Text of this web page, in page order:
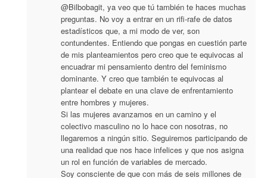
@Bilbobagit, ya veo que tú también te haces muchas
preguntas. No voy a entrar en un rifi-rafe de datos
estadísticos que, a mi modo de ver, son
contundentes. Entiendo que pongas en cuestión parte
de mis planteamientos pero creo que te equivocas al
encuadrar mi pensamiento dentro del feminismo
dominante. Y creo que también te equivocas al
plantear el debate en una clave de enfrentamiento
entre hombres y mujeres.
Si las mujeres avanzamos en un camino y el
colectivo masculino no lo hace con nosotras, no
llegaremos a ningún sitio. Seguiremos participando de
una realidad que nos hace infelices y que nos asigna
un rol en función de variables de mercado.
Soy consciente de que con más de seis millones de